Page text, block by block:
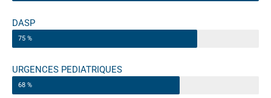
DASP
75 %
URGENCES PEDIATRIQUES
68 %